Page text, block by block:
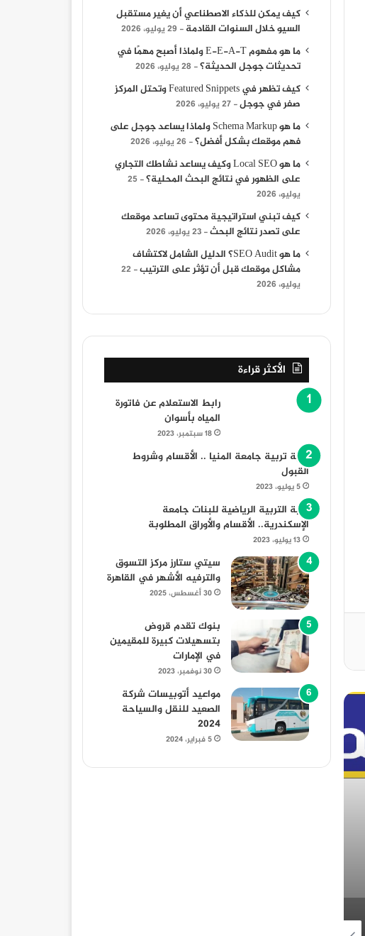
كيف يمكن للذكاء الاصطناعي أن يغير مستقبل
السيو خلال السنوات القادمة
29 يوليو، 2026
ما هو مفهوم E-E-A-T ولماذا أصبح مهمًا في
تحديثات جوجل الحديثة؟
28 يوليو، 2026
كيف تظهر في Featured Snippets وتحتل المركز
صفر في جوجل
27 يوليو، 2026
ما هو Schema Markup ولماذا يساعد جوجل على
فهم موقعك بشكل أفضل؟
26 يوليو، 2026
ما هو Local SEO وكيف يساعد نشاطك التجاري
على الظهور في نتائج البحث المحلية؟
25
يوليو، 2026
كيف تبني استراتيجية محتوى تساعد موقعك
على تصدر نتائج البحث
23 يوليو، 2026
ما هو SEO Audit؟ الدليل الشامل لاكتشاف
مشاكل موقعك قبل أن تؤثر على الترتيب
22
يوليو، 2026
الأكثر قراءة
رابط الاستعلام عن فاتورة
المياه بأسوان
18 سبتمبر، 2023
كلية تربية جامعة المنيا .. الأقسام وشروط
القبول
5 يوليو، 2023
كلية التربية الرياضية للبنات جامعة
الإسكندرية.. الأقسام والأوراق المطلوبة
13 يوليو، 2023
سيتي ستارز مركز التسوق
والترفيه الأشهر في القاهرة
30 أغسطس، 2025
بنوك تقدم قروض
بتسهيلات كبيرة للمقيمين
في الإمارات
30 نوفمبر، 2023
مواعيد أتوبيسات شركة
الصعيد للنقل والسياحة
2024
5 فبراير، 2024